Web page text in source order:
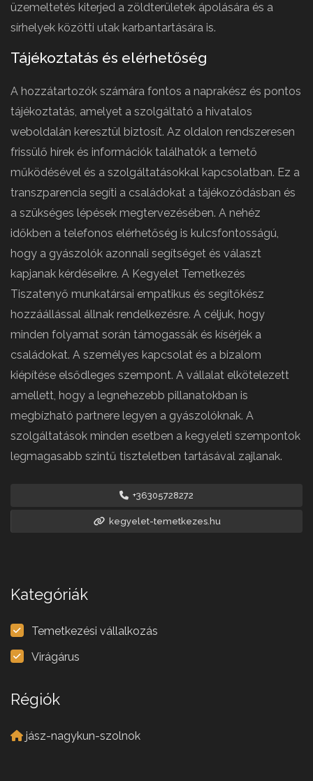
üzemeltetés kiterjed a zöldterületek ápolására és a
sírhelyek közötti utak karbantartására is.
Tájékoztatás és elérhetőség
A hozzátartozók számára fontos a naprakész és pontos
tájékoztatás, amelyet a szolgáltató a hivatalos
weboldalán keresztül biztosít. Az oldalon rendszeresen
frissülő hírek és információk találhatók a temető
működésével és a szolgáltatásokkal kapcsolatban. Ez a
transzparencia segíti a családokat a tájékozódásban és
a szükséges lépések megtervezésében. A nehéz
időkben a telefonos elérhetőség is kulcsfontosságú,
hogy a gyászolók azonnali segítséget és választ
kapjanak kérdéseikre. A Kegyelet Temetkezés
Tiszatenyő munkatársai empatikus és segítőkész
hozzáállással állnak rendelkezésre. A céljuk, hogy
minden folyamat során támogassák és kísérjék a
családokat. A személyes kapcsolat és a bizalom
kiépítése elsődleges szempont. A vállalat elkötelezett
amellett, hogy a legnehezebb pillanatokban is
megbízható partnere legyen a gyászolóknak. A
szolgáltatások minden esetben a kegyeleti szempontok
legmagasabb szintű tiszteletben tartásával zajlanak.
+36305728272
kegyelet-temetkezes.hu
Kategóriák
Temetkezési vállalkozás
Virágárus
Régiók
jász-nagykun-szolnok